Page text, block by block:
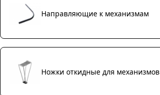
Направляющие к механизмам
Ножки откидные для механизмов